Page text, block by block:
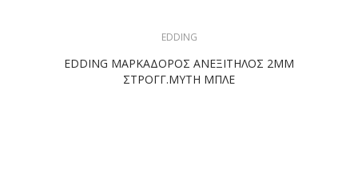
EDDING
EDDING ΜΑΡΚΑΔΟΡΟΣ ΑΝΕΞΙΤΗΛΟΣ 2ΜΜ
ΣΤΡΟΓΓ.ΜΥΤΗ ΜΠΛΕ